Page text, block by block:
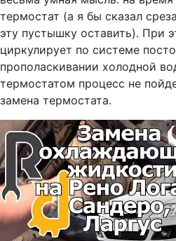
термостат (а я бы сказал
эту пустышку оставить). При
циркулирует по системе
прополаскивании холодной
термостатом процесс не
замена термостата.